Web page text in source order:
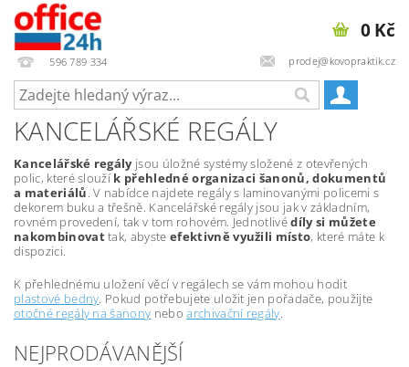
596 789 334 prodej@kovopraktik.cz
0 Kč
KANCELÁŘSKÉ REGÁLY
Kancelářské regályjsou úložné systémy složené z otevřených
polic, které slouží k přehledné organizaci šanonů, dokumentů
a materiálů. V nabídce najdete regály s laminovanými policemi s
dekorem buku a třešně. Kancelářské regály jsou jak v základním,
rovném provedení, tak v tom rohovém. Jednotlivédíly si můžete
nakombinovattak, abysteefektivně využili místo, které máte k
dispozici.
K přehlednému uložení věcí v regálech se vám mohou hodit
plastové bedny. Pokud potřebujete uložit jen pořadače, použijte
otočné regály na šanony neboarchivační regály.
NEJPRODÁVANĚJŠÍ